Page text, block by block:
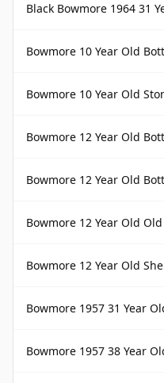
Black Bowmore 1964 31
Bowmore 10 Year Old
Bowmore 10 Year Old
Bowmore 12 Year Old
Bowmore 12 Year Old
Bowmore 12 Year Old
Bowmore 12 Year Old
Bowmore 1957 31 Year Old
Bowmore 1957 38 Year